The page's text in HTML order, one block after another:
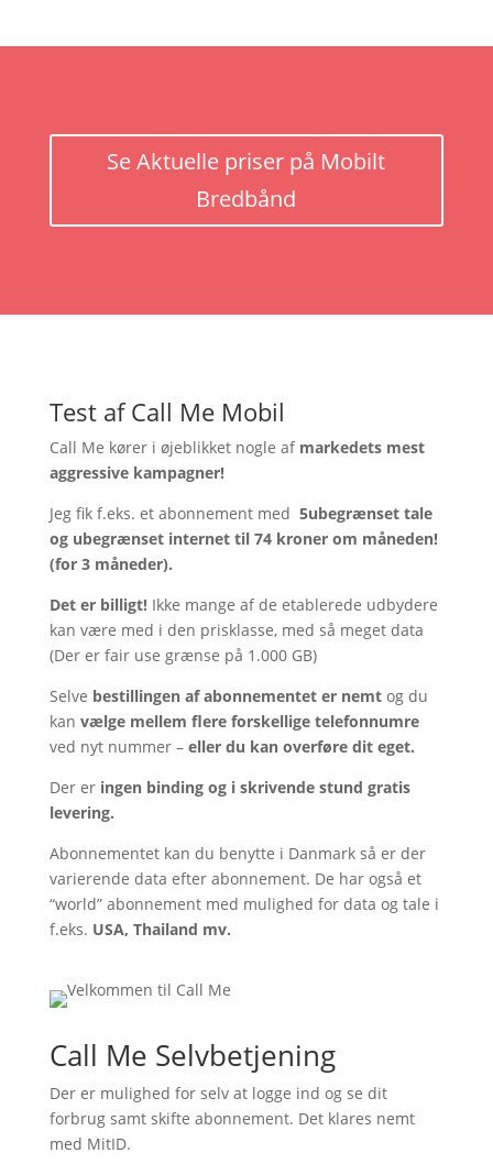
Se Aktuelle priser på Mobilt
Bredbånd
Test af Call Me Mobil
Call Me kører i øjeblikket nogle af markedets mest
aggressive kampagner!
Jeg fik f.eks. et abonnement med 5ubegrænset tale
og ubegrænset internet til 74 kroner om måneden!
(for 3 måneder).
Det er billigt! Ikke mange af de etablerede udbydere
kan være med i den prisklasse, med så meget data
(Der er fair use grænse på 1.000 GB)
Selve bestillingen af abonnementet er nemtog du
kan vælge mellem flere forskellige telefonnumre
ved nyt nummer – eller du kan overføre dit eget.
Der er ingen binding og i skrivende stund gratis
levering.
Abonnementet kan du benytte i Danmark så er der
varierende data efter abonnement. De har også et
“world” abonnement med mulighed for data og tale i
f.eks. USA, Thailand mv.
Call Me Selvbetjening
Der er mulighed for selv at logge ind og se dit
forbrug samt skifte abonnement. Det klares nemt
med MitID.